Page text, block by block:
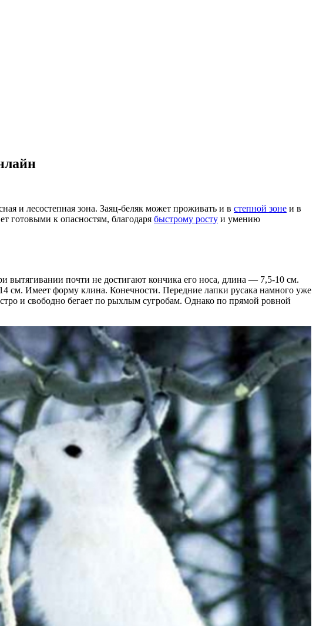
и лесостепная зона. Заяц-беляк может проживать и в степной зоне и в
готовыми к опасностям, благодаря быстрому росту и умению
вытягивании почти не достигают кончика его носа, длина — 7,5-10 см.
cм. Имеет форму клина. Конечности. Передние лапки русака намного уже
и свободно бегает по рыхлым сугробам. Однако по прямой ровной